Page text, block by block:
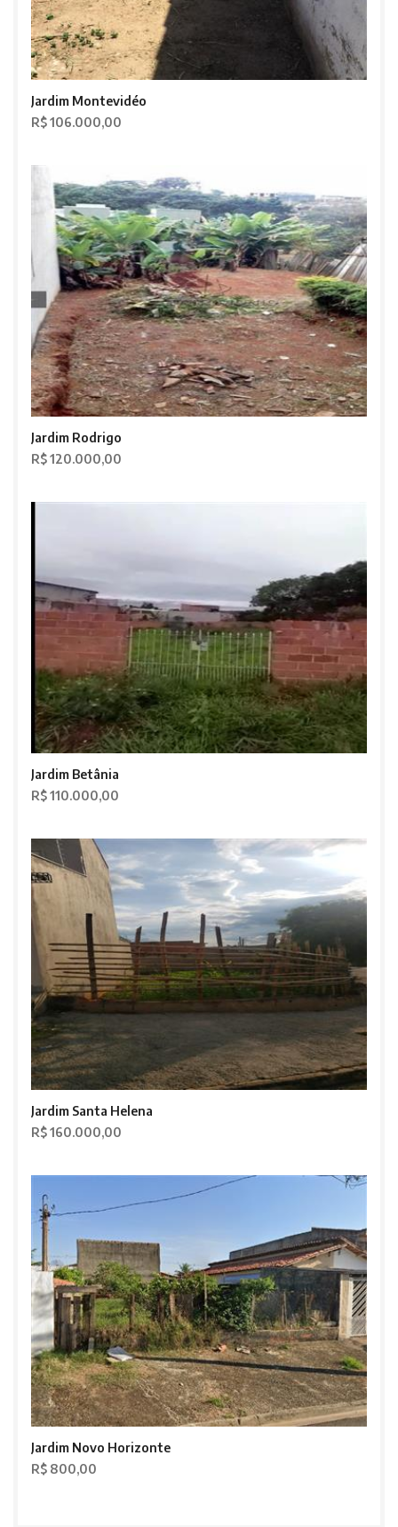
Jardim Montevidéo
R$ 106.000,00
Jardim Rodrigo
R$ 120.000,00
Jardim Betânia
R$ 110.000,00
Jardim Santa Helena
R$ 160.000,00
Jardim Novo Horizonte
R$ 800,00